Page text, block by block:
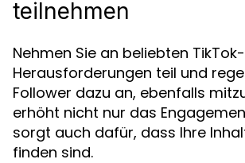
teilnehmen
Nehmen Sie an beliebten TikTok-
Herausforderungen teil und
Follower dazu an, ebenfalls
erhöht nicht nur das
sorgt auch dafür, dass Ihre
finden sind.